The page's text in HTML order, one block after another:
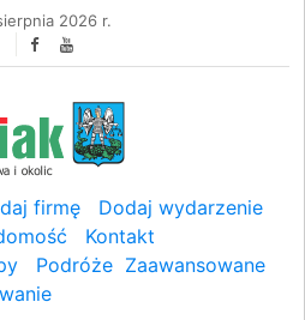
2026 r.
firmę
Dodaj wydarzenie
Kontakt
Podróże Zaawansowane